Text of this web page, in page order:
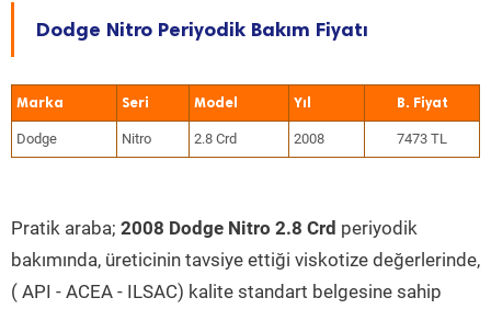
Dodge Nitro Periyodik Bakım Fiyatı
Marka Seri Model Yıl
Dodge Nitro 2.8 Crd 2008 7473 TL
Pratik araba; 2008 Dodge Nitro 2.8 Crd periyodik
bakımında, üreticinin tavsiye ettiği viskotize değerlerinde,
( API - ACEA - ILSAC) kalite standart belgesine sahip